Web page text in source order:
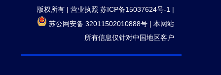
版权所有 | 营业执照 苏ICP备15037624号-1 |
苏公网安备 32011502010888号 | 本网站
所有信息仅针对中国地区客户